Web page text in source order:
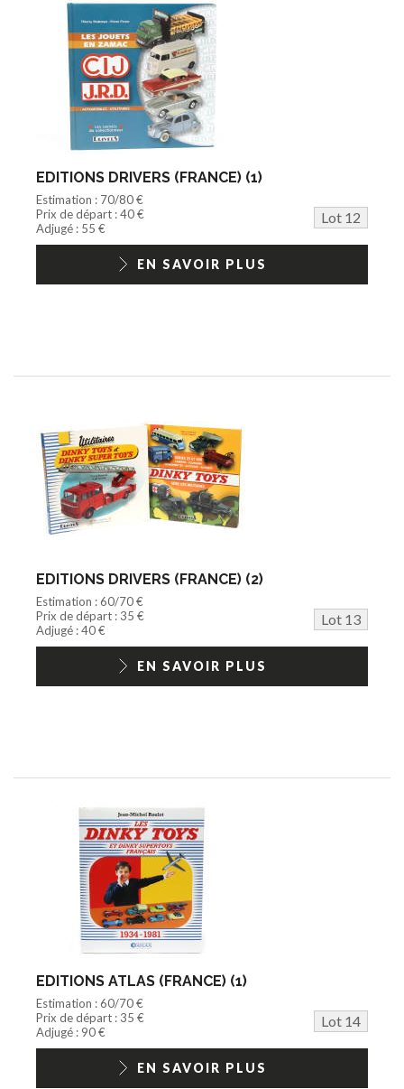
EDITIONS DRIVERS (FRANCE) (1)
Estimation : 70/80 €
Prix de départ : 40 €
Lot 12
Adjugé : 55 €
EN SAVOIR PLUS
EDITIONS DRIVERS (FRANCE) (2)
Estimation : 60/70 €
Prix de départ : 35 €
Lot 13
Adjugé : 40 €
EN SAVOIR PLUS
EDITIONS ATLAS (FRANCE) (1)
Estimation : 60/70 €
Prix de départ : 35 €
Lot 14
Adjugé : 90 €
EN SAVOIR PLUS